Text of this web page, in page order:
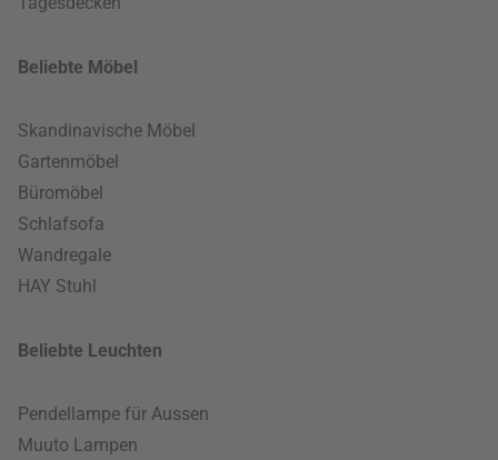
Beliebte Möbel
Skandinavische Möbel
Gartenmöbel
Büromöbel
Schlafsofa
Wandregale
HAY Stuhl
Beliebte Leuchten
Pendellampe für Aussen
Muuto Lampen